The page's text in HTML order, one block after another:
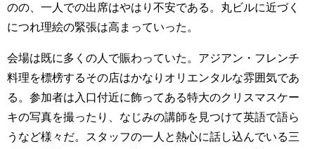
のの、一人での出席はやはり不安である。丸ビルに近づく
につれ理絵の緊張は高まっていった。
会場は既に多くの人で賑わっていた。アジアン・フレンチ
料理を標榜するその店はかなりオリエンタルな雰囲気であ
る。参加者は入口付近に飾ってある特大のクリスマスケー
キの写真を撮ったり、なじみの講師を見つけて英語で語ら
うなど様々だ。スタッフの一人と熱心に話し込んでいる三